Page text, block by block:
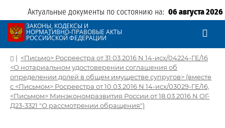
Актуальные документы по состоянию на: 06 августа 2026
ЗАКОНЫ, КОДЕКСЫ И
НОРМАТИВНО-ПРАВОВЫЕ АКТЫ
РОССИЙСКОЙ ФЕДЕРАЦИИ
| <Письмо> Росреестра от 31.03.2016 N 14-исх/04224-ГЕ/16
<О нотариальном удостоверении соглашения об
определении долей в общем имуществе супругов> (вместе
с <Письмом> Росреестра от 10.03.2016 N 14-исх/03029-ГЕ/16,
<Письмом> Минэкономразвития России от 18.03.2016 N ОГ-
Д23-3321 "О рассмотрении обращения")